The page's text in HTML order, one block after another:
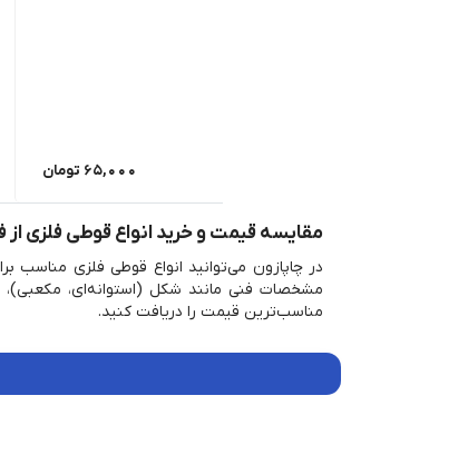
65,000 تومان
مقایسه قیمت و خرید انواع قوطی فلزی از
در چاپازون می‌توانید انواع قوطی فلزی مناسب
مشخصات فنی مانند شکل (استوانه‌ای، مکعبی)،
مناسب‌ترین قیمت را دریافت کنید.